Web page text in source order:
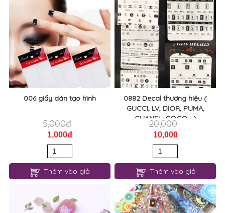
006 giấy dán tạo hình
5,000đ
1,000đ
Thêm vào giỏ
0882 Decal thương hiệu (
GUCCI, LV, DIOR, PUMA,
CHANEL, COCO,...)
20,000
10,000
Thêm vào giỏ